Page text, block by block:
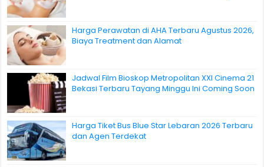
Harga Perawatan di AHA Terbaru Agustus 2026,
Biaya Treatment dan Alamat
Jadwal Film Bioskop Metropolitan XXI Cinema 21
Bekasi Terbaru Tayang Minggu Ini Coming Soon
Harga Tiket Bus Blue Star Lebaran 2026 Terbaru
dan Agen Terdekat